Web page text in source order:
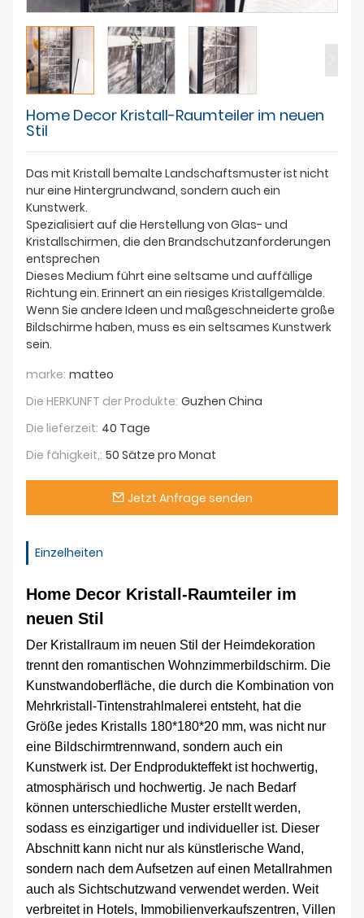
Home Decor Kristall-Raumteiler im neuen
Stil
Das mit Kristall bemalte Landschaftsmuster ist nicht
nur eine Hintergrundwand, sondern auch ein
Kunstwerk.
Spezialisiert auf die Herstellung von Glas- und
Kristallschirmen, die den Brandschutzanforderungen
entsprechen
Dieses Medium führt eine seltsame und auffällige
Richtung ein. Erinnert an ein riesiges Kristallgemälde.
Wenn Sie andere Ideen und maßgeschneiderte große
Bildschirme haben, muss es ein seltsames Kunstwerk
sein.
marke: matteo
Die HERKUNFT der Produkte: Guzhen China
Die lieferzeit: 40 Tage
Die fähigkeit,: 50 Sätze pro Monat
Jetzt Anfrage senden
Einzelheiten
Home Decor Kristall-Raumteiler im
neuen Stil
Der Kristallraum im neuen Stil der Heimdekoration
trennt den romantischen Wohnzimmerbildschirm. Die
Kunstwandoberfläche, die durch die Kombination von
Mehrkristall-Tintenstrahlmalerei entsteht, hat die
Größe jedes Kristalls 180*180*20 mm, was nicht nur
eine Bildschirmtrennwand, sondern auch ein
Kunstwerk ist. Der Endprodukteffekt ist hochwertig,
atmosphärisch und hochwertig. Je nach Bedarf
können unterschiedliche Muster erstellt werden,
sodass es einzigartiger und individueller ist. Dieser
Abschnitt kann nicht nur als künstlerische Wand,
sondern nach dem Aufsetzen auf einen Metallrahmen
auch als Sichtschutzwand verwendet werden. Weit
verbreitet in Hotels, Immobilienverkaufszentren, Villen